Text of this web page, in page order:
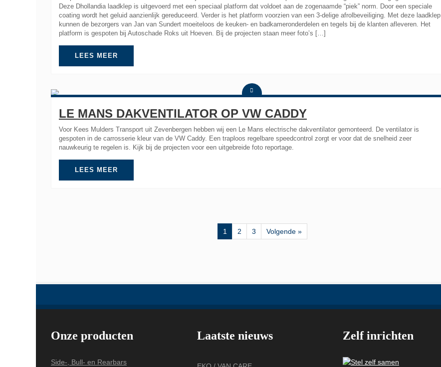
Deze Dhollandia laadklep is uitgevoerd met een speciaal platform dat voldoet aan de zogenaamde “piek” norm. Door een speciale
coating wordt het geluid aanzienlijk gereduceerd. Verder is het platform voorzien van een 3-delige afrolbeveiliging. Met deze laadklep
kunnen de bezorgers van Jan van Sundert moeiteloos de keuken- en badkameronderdelen en tegels bij de klanten afleveren. Het
platform is gespoten bij Autoschade Roks uit Hoeven. Bij de projecten staan meer foto’s […]
LEES MEER
LE MANS DAKVENTILATOR OP VW CADDY
Voor Kees Mulders Transport uit Zevenbergen hebben wij een Le Mans electrische dakventilator gemonteerd. De ventilator is
gespoten in de carrosserie kleur van de VW Caddy. Een traploos regelbare speedcontrol zorgt er voor dat de snelheid zeer
nauwkeurig te regelen is. Kijk bij de projecten voor een uitgebreide foto reportage.
LEES MEER
1 2 3 Volgende »
Onze producten
Side-, Bull- en Rearbars
Laatste nieuws Zelf inrichten